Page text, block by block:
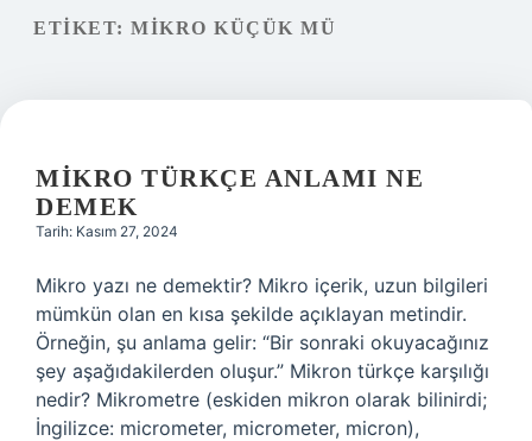
ETIKET: MIKRO KÜÇÜK MÜ
MIKRO TÜRKÇE ANLAMI NE
DEMEK
Tarih: Kasım 27, 2024
Mikro yazı ne demektir? Mikro içerik, uzun bilgileri
mümkün olan en kısa şekilde açıklayan metindir.
Örneğin, şu anlama gelir: “Bir sonraki okuyacağınız
şey aşağıdakilerden oluşur.” Mikron türkçe karşılığı
nedir? Mikrometre (eskiden mikron olarak bilinirdi;
İngilizce: micrometer, micrometer, micron),